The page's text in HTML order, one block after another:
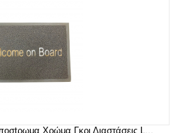
Χρώμα Γκρι Διαστάσεις L...